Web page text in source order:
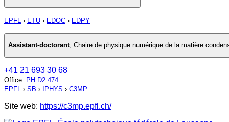
EPFL › ETU › EDOC › EDPY
Assistant-doctorant, Chaire de physique numérique de la matière
+41 21 693 30 68
Office: PH D2 474
EPFL › SB › IPHYS › C3MP
Site web: https://c3mp.epfl.ch/